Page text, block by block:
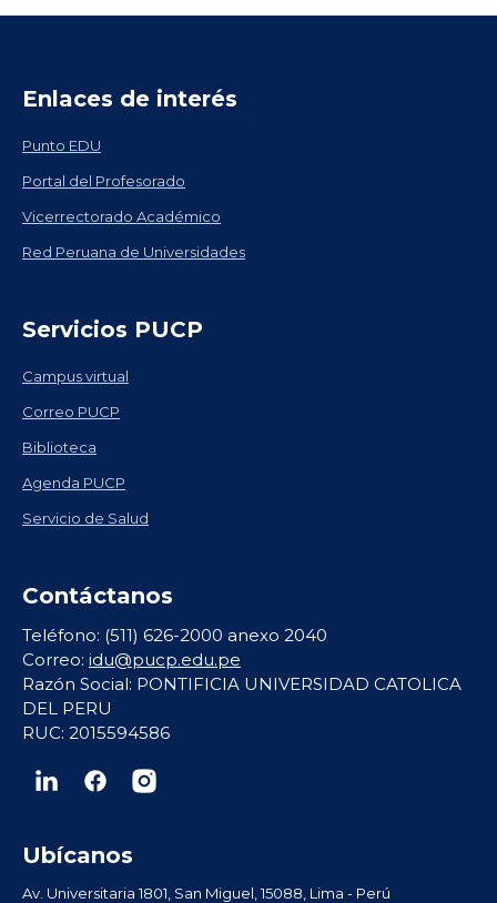
Enlaces de interés
Punto EDU
Portal del Profesorado
Vicerrectorado Académico
Red Peruana de Universidades
Servicios PUCP
Campus virtual
Correo PUCP
Biblioteca
Agenda PUCP
Servicio de Salud
Contáctanos
Teléfono: (511) 626-2000 anexo 2040
Correo: idu@pucp.edu.pe
Razón Social: PONTIFICIA UNIVERSIDAD CATOLICA
DEL PERU
RUC: 2015594586
Ubícanos
Av. Universitaria 1801, San Miguel, 15088, Lima - Perú